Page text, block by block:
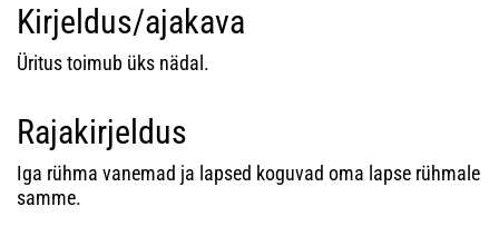
Kirjeldus/ajakava
Üritus toimub üks nädal.
Rajakirjeldus
Iga rühma vanemad ja lapsed koguvad oma lapse rühmale
samme.